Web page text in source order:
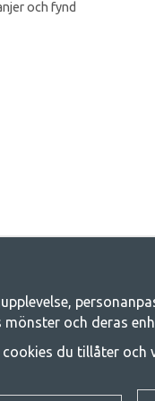
och fynd
- Din
husvagnstält och
© 2020
och deras
du tillåter